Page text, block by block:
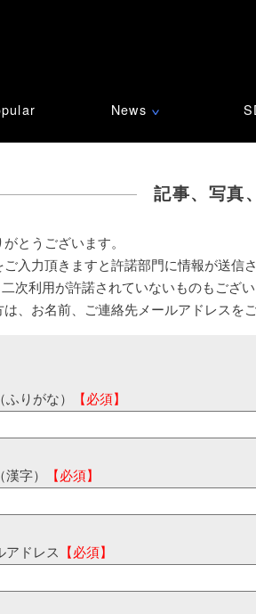
News ∨
記事、写真
とうございます。
入力頂きますと許諾部門に情報が送信
次利用が許諾されていないものもござ
は、お名前、ご連絡先メールアドレスを
りがな） 【必須】
字） 【必須】
アドレス 【必須】